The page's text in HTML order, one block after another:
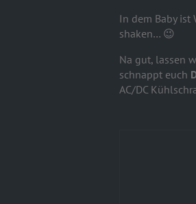
In dem Baby
shaken… 😉
Na gut, lassen
schnappt euch
AC/DC